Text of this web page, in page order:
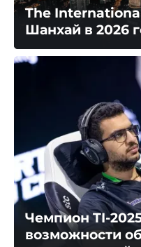
The
Шанхай в 2026
Чемпион TI-
возможности